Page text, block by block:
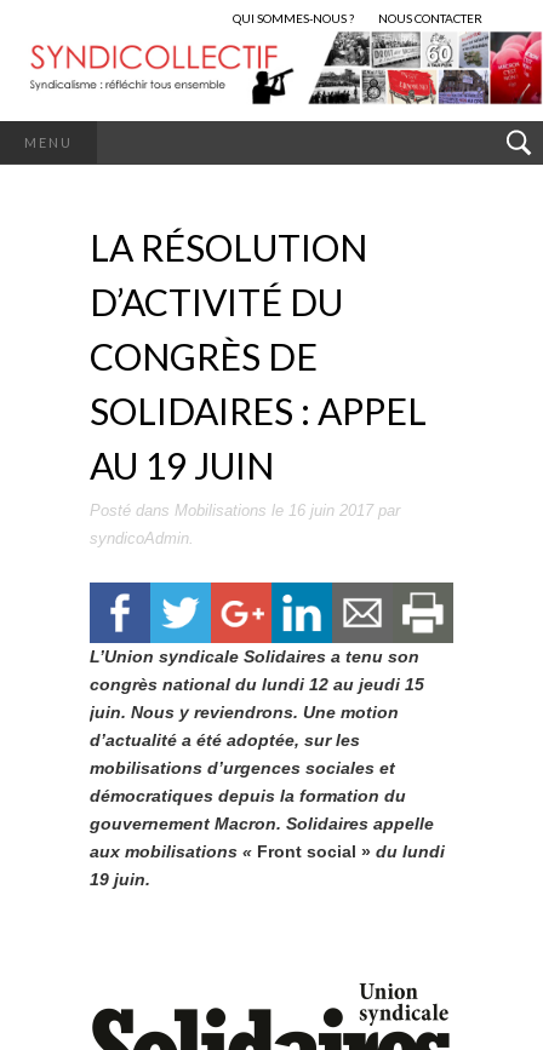
QUI SOMMES-NOUS ? NOUS CONTACTER
MENU
LA RÉSOLUTION
D’ACTIVITÉ DU
CONGRÈS DE
SOLIDAIRES : APPEL
AU 19 JUIN
Posté dans Mobilisations le 16 juin 2017par
syndicoAdmin.
L’Union syndicale Solidaires a tenu son
congrès national du lundi 12 au jeudi 15
juin. Nous y reviendrons. Une motion
d’actualité a été adoptée, sur les
mobilisations d’urgences sociales et
démocratiques depuis la formation du
gouvernement Macron. Solidaires appelle
aux mobilisations « Front social » du lundi
19 juin.